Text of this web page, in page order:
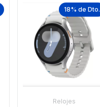
18% de Dto.
Relojes